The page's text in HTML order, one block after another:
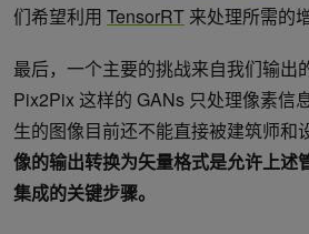
们希望利用 TensorRT 来处理所需的
最后，一个主要的挑战来自我们输出
Pix2Pix 这样的 GANs 只处理像素信
生的图像目前还不能直接被建筑师和
像的输出转换为矢量格式是允许上述
集成的关键步骤。